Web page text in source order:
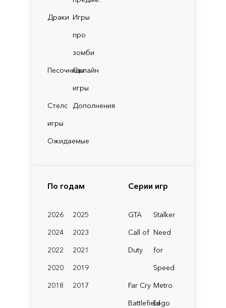
Драки Игры
про
зомби
ПесочницыОнлайн
игры
Стелс
игры
Дополнения
Ожидаемые
По годам
2026
2025
2024
2023
2022
2021
2020
2019
2018
2017
Серии игр
GTA
Stalker
Call of
Duty
Need
for
Speed
Far Cry Metro
BattlefieldLego